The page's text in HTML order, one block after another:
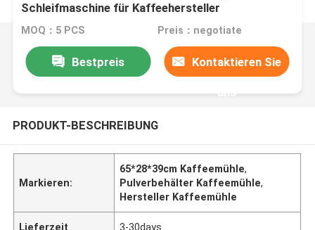
Schleifmaschine für Kaffeehersteller
MOQ：5 PCS Preis：negotiate
Bestpreis Kontaktieren Sie
uns
PRODUKT-BESCHREIBUNG
Markieren:
65*28*39cm Kaffeemühle,
Pulverbehälter Kaffeemühle,
Hersteller Kaffeemühle
Lieferzeit 3-30days